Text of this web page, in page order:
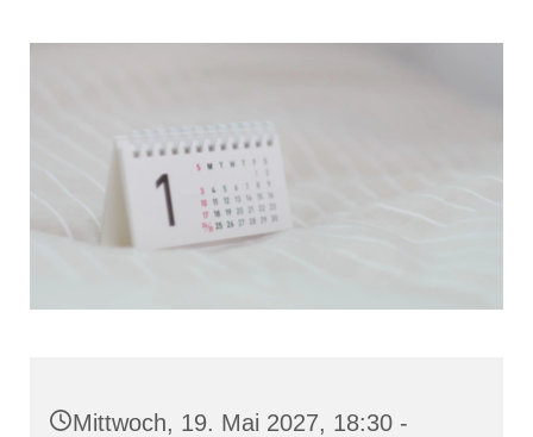
Mittwoch, 19. Mai 2027, 18:30 -